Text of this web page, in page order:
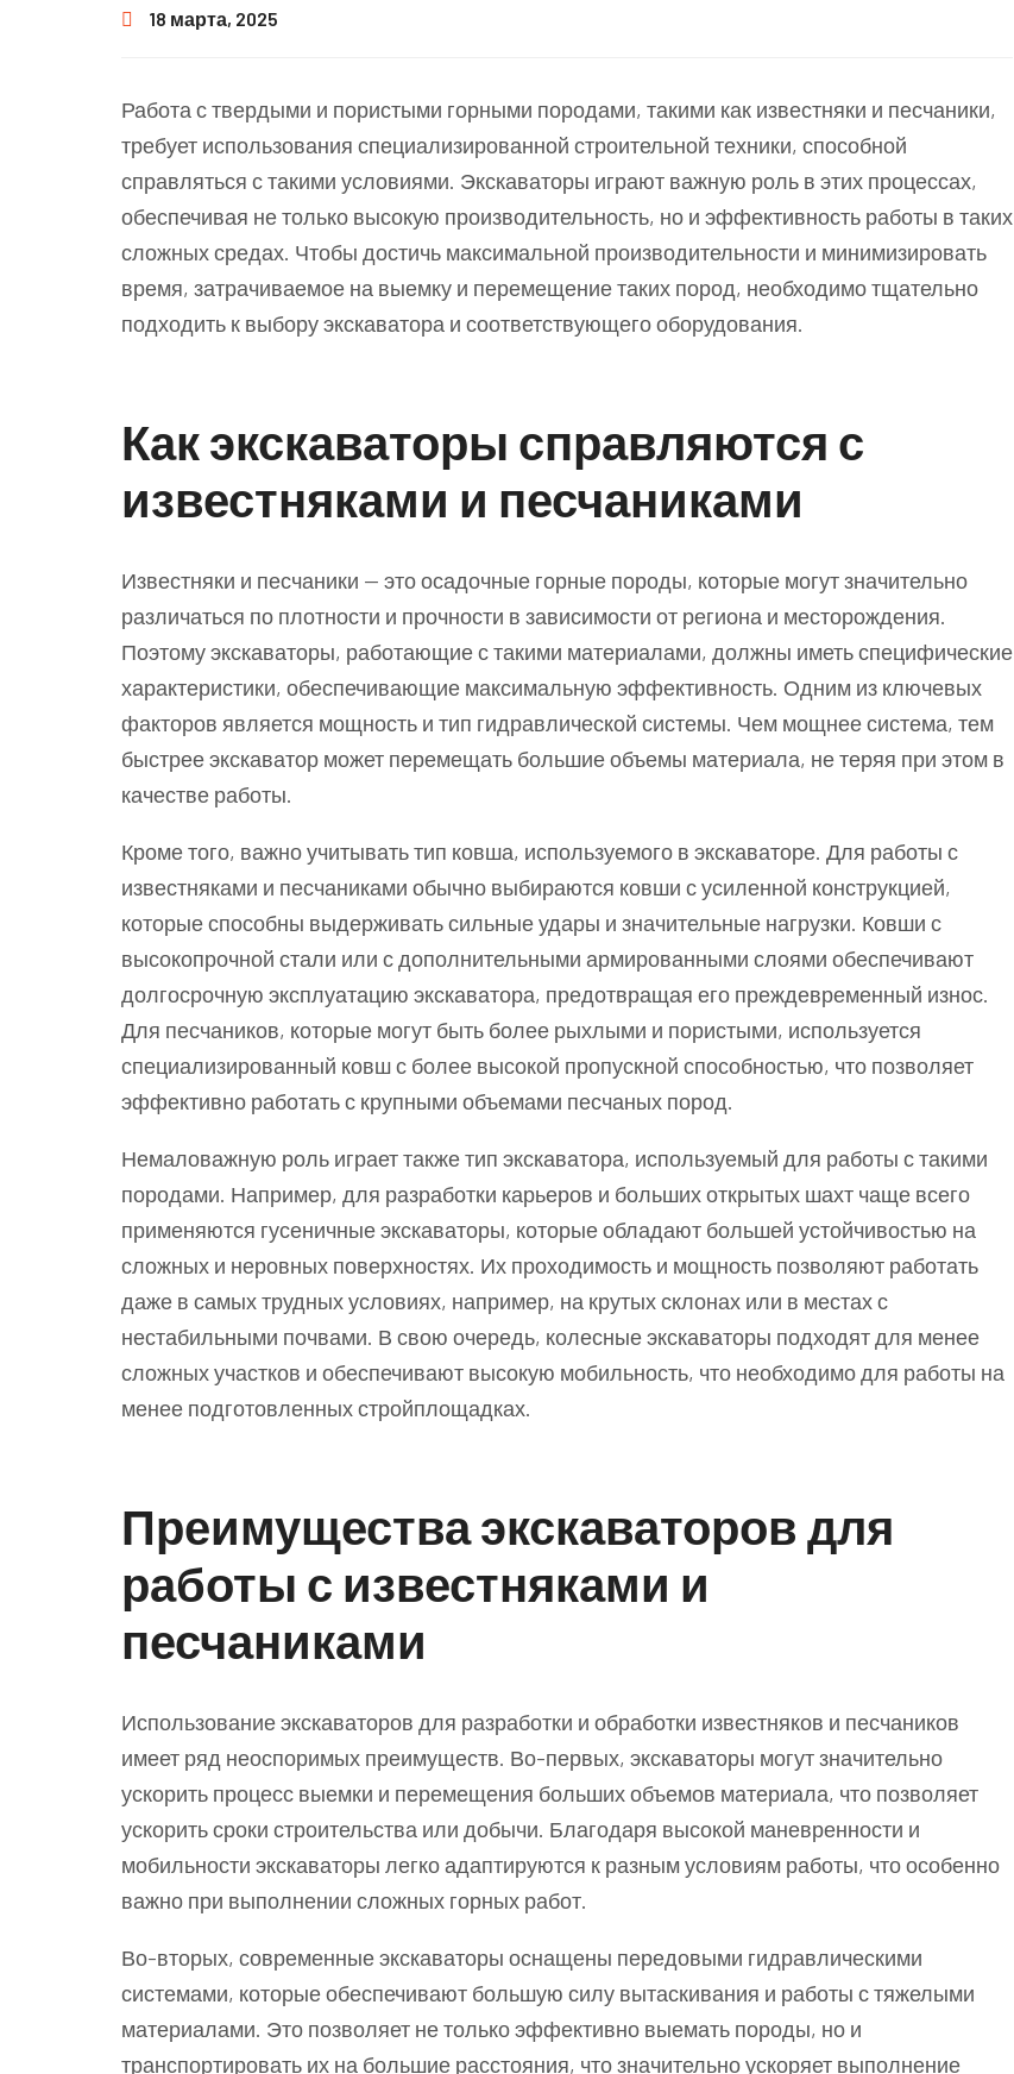
18 марта, 2025
Работа с твердыми и пористыми горными породами, такими как известняки и песчаники,
требует использования специализированной строительной техники, способной
справляться с такими условиями. Экскаваторы играют важную роль в этих процессах,
обеспечивая не только высокую производительность, но и эффективность работы в таких
сложных средах. Чтобы достичь максимальной производительности и минимизировать
время, затрачиваемое на выемку и перемещение таких пород, необходимо тщательно
подходить к выбору экскаватора и соответствующего оборудования.
Как экскаваторы справляются с
известняками и песчаниками
Известняки и песчаники — это осадочные горные породы, которые могут значительно
различаться по плотности и прочности в зависимости от региона и месторождения.
Поэтому экскаваторы, работающие с такими материалами, должны иметь специфические
характеристики, обеспечивающие максимальную эффективность. Одним из ключевых
факторов является мощность и тип гидравлической системы. Чем мощнее система, тем
быстрее экскаватор может перемещать большие объемы материала, не теряя при этом в
качестве работы.
Кроме того, важно учитывать тип ковша, используемого в экскаваторе. Для работы с
известняками и песчаниками обычно выбираются ковши с усиленной конструкцией,
которые способны выдерживать сильные удары и значительные нагрузки. Ковши с
высокопрочной стали или с дополнительными армированными слоями обеспечивают
долгосрочную эксплуатацию экскаватора, предотвращая его преждевременный износ.
Для песчаников, которые могут быть более рыхлыми и пористыми, используется
специализированный ковш с более высокой пропускной способностью, что позволяет
эффективно работать с крупными объемами песчаных пород.
Немаловажную роль играет также тип экскаватора, используемый для работы с такими
породами. Например, для разработки карьеров и больших открытых шахт чаще всего
применяются гусеничные экскаваторы, которые обладают большей устойчивостью на
сложных и неровных поверхностях. Их проходимость и мощность позволяют работать
даже в самых трудных условиях, например, на крутых склонах или в местах с
нестабильными почвами. В свою очередь, колесные экскаваторы подходят для менее
сложных участков и обеспечивают высокую мобильность, что необходимо для работы на
менее подготовленных стройплощадках.
Преимущества экскаваторов для
работы с известняками и
песчаниками
Использование экскаваторов для разработки и обработки известняков и песчаников
имеет ряд неоспоримых преимуществ. Во-первых, экскаваторы могут значительно
ускорить процесс выемки и перемещения больших объемов материала, что позволяет
ускорить сроки строительства или добычи. Благодаря высокой маневренности и
мобильности экскаваторы легко адаптируются к разным условиям работы, что особенно
важно при выполнении сложных горных работ.
Во-вторых, современные экскаваторы оснащены передовыми гидравлическими
системами, которые обеспечивают большую силу вытаскивания и работы с тяжелыми
материалами. Это позволяет не только эффективно выемать породы, но и
транспортировать их на большие расстояния, что значительно ускоряет выполнение